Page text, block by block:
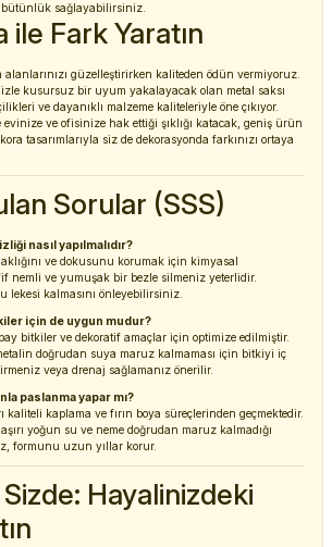
bütünlük sağlayabilirsiniz.
ile Fark Yaratın
alanlarınızı güzelleştirirken kaliteden ödün vermiyoruz.
kusursuz bir uyum yakalayacak olan metal saksı
ve dayanıklı malzeme kaliteleriyle öne çıkıyor.
evinize ve ofisinize hak ettiği şıklığı katacak, geniş ürün
tasarımlarıyla siz de dekorasyonda farkınızı ortaya
Sorular (SSS)
nasıl yapılmalıdır?
ve dokusunu korumak için kimyasal
nemli ve yumuşak bir bezle silmeniz yeterlidir.
lekesi kalmasını önleyebilirsiniz.
için de uygun mudur?
bitkiler ve dekoratif amaçlar için optimize edilmiştir.
doğrudan suya maruz kalmaması için bitkiyi iç
veya drenaj sağlamanız önerilir.
paslanma yapar mı?
kaliteli kaplama ve fırın boya süreçlerinden geçmektedir.
yoğun su ve neme doğrudan maruz kalmadığı
formunu uzun yıllar korur.
Sizde: Hayalinizdeki